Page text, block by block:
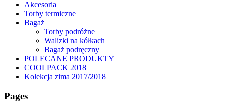
Akcesoria
Torby termiczne
Bagaż
Torby podróżne
Walizki na kółkach
Bagaż podręczny
POLECANE PRODUKTY
COOLPACK 2018
Kolekcja zima 2017/2018
Pages